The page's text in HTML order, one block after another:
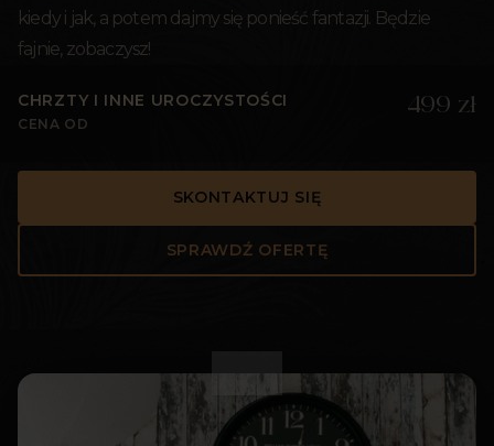
kiedy i jak, a potem dajmy się ponieść fantazji. Będzie
fajnie, zobaczysz!
CHRZTY I INNE UROCZYSTOŚCI
CENA OD
499 zł
SKONTAKTUJ SIĘ
SPRAWDŹ OFERTĘ